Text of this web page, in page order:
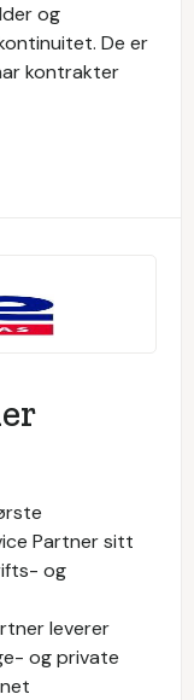
og
De er
kontrakter
Partner sitt
og
leverer
og private